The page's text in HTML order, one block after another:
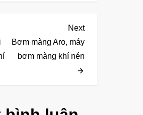
Next
Post
Next
Bơm màng Aro, máy
bơm màng khí nén